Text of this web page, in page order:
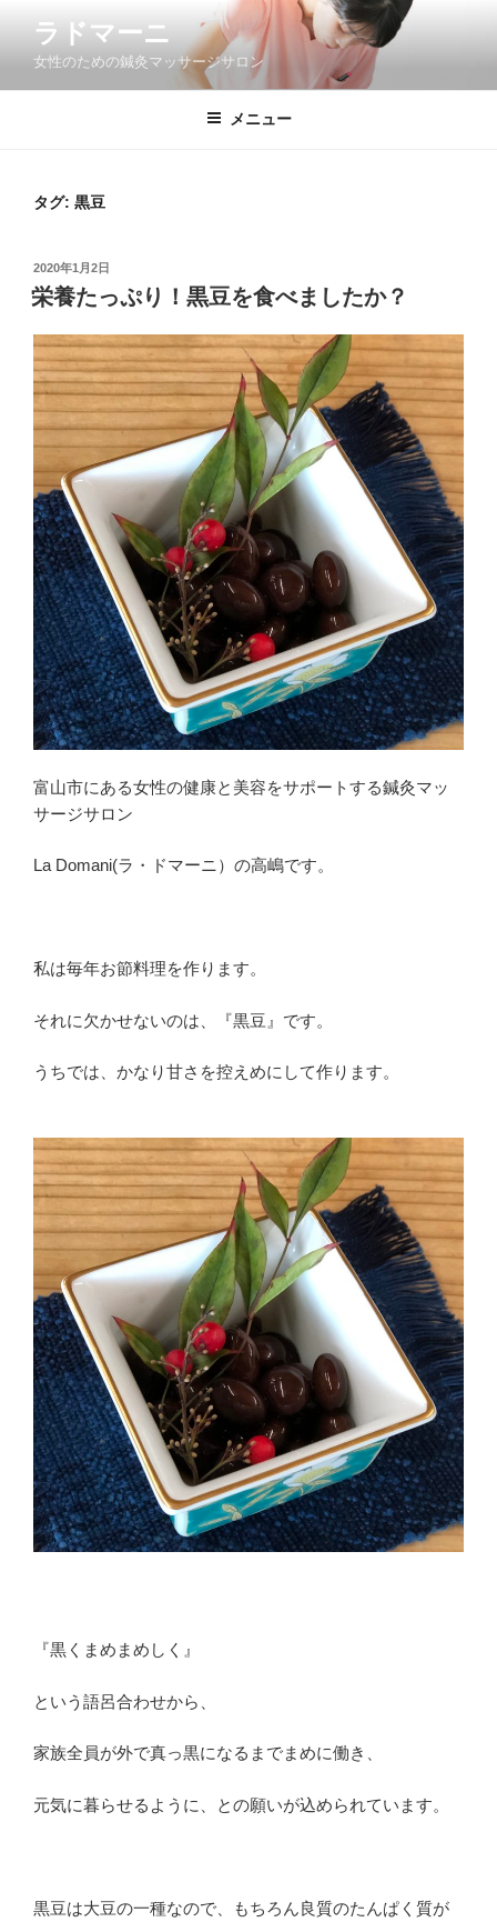
ン
ラドマーニ
女性のための鍼灸マッサージサロン
メニュー
タグ: 黒豆
投
稿
日:
2020年1月2日
栄養たっぷり！黒豆を食べましたか？
富山市にある女性の健康と美容をサポートする鍼灸マッ
サージサロン
La Domani(ラ・ドマーニ）の高嶋です。
私は毎年お節料理を作ります。
それに欠かせないのは、『黒豆』です。
うちでは、かなり甘さを控えめにして作ります。
『黒くまめまめしく』
という語呂合わせから、
家族全員が外で真っ黒になるまでまめに働き、
元気に暮らせるように、との願いが込められています。
黒豆は大豆の一種なので、もちろん良質のたんぱく質が